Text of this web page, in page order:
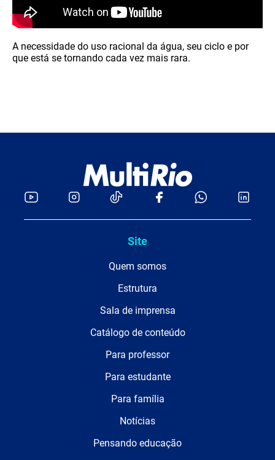
A necessidade do uso racional da água, seu ciclo e por
que está se tornando cada vez mais rara.
Site
Quem somos
Estrutura
Sala de imprensa
Catálogo de conteúdo
Para professor
Para estudante
Para família
Notícias
Pensando educação